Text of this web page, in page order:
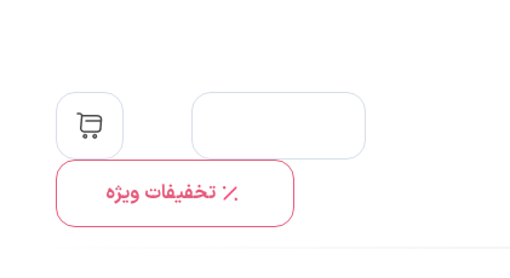
تخفیفات ویژه